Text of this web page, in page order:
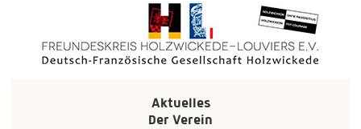
Aktuelles
Der Verein